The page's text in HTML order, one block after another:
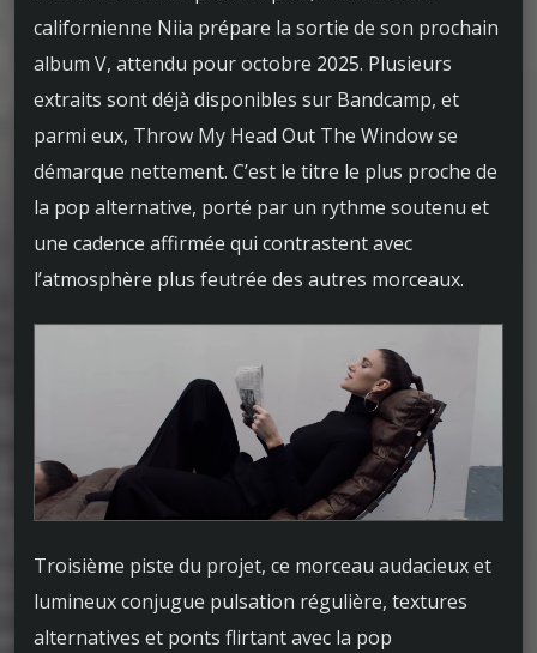
californienne Niia prépare la sortie de son prochain
album V, attendu pour octobre 2025. Plusieurs
extraits sont déjà disponibles sur Bandcamp, et
parmi eux, Throw My Head Out The Window se
démarque nettement. C’est le titre le plus proche de
la pop alternative, porté par un rythme soutenu et
une cadence affirmée qui contrastent avec
l’atmosphère plus feutrée des autres morceaux.
Troisième piste du projet, ce morceau audacieux et
lumineux conjugue pulsation régulière, textures
alternatives et ponts flirtant avec la pop